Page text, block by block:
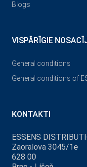
Blogs
VISPĀRĪGIE
General conditions
General conditions of
KONTAKTI
ESSENS
Zaoralova 3045/1e
628 00